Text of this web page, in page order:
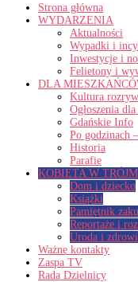
Strona główna
WYDARZENIA
Aktualności
Wypadki i
Inwestycje i
Felietony i
DLA
Kultura
Ogłoszenia
Gdańskie Info
Po godzinach
Historia
Parafie
KOBIETA W
Dom i dziecko
Książki
Pamiętnik
Reportaże i
Uroda i
Ważne kontakty
Zaspa TV
Rada Dzielnicy